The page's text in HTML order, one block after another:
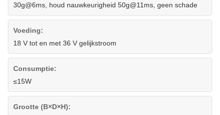
30g@6ms, houd nauwkeurigheid 50g@11ms, geen schade
Voeding:
18 V tot en met 36 V gelijkstroom
Consumptie:
≤15W
Grootte (B×D×H):